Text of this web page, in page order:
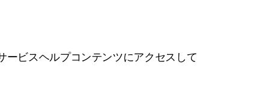
ービスヘルプコンテンツにアクセスして